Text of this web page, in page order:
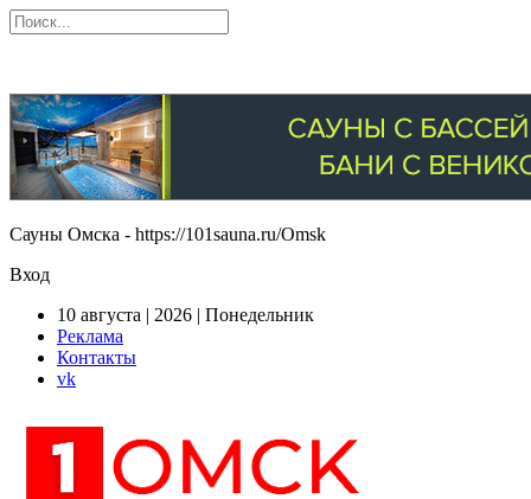
Сауны Омска - https://101sauna.ru/Omsk
Вход
10 августа | 2026 | Понедельник
Реклама
Контакты
vk